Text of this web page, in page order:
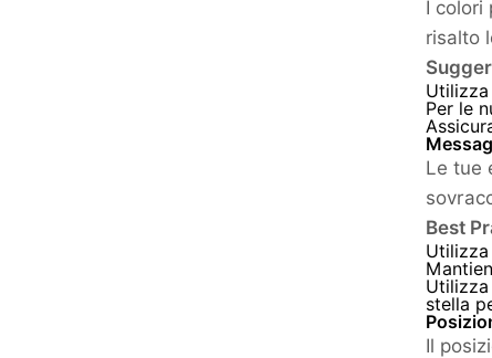
I colori
risalto
Per le
Le tue
Best
Utilizza
stella
Il